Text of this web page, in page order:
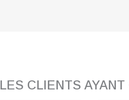
LES CLIENTS